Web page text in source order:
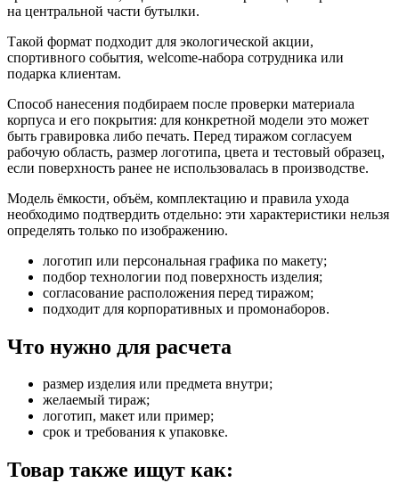
на центральной части бутылки.
Такой формат подходит для экологической акции,
спортивного события, welcome-набора сотрудника или
подарка клиентам.
Способ нанесения подбираем после проверки материала
корпуса и его покрытия: для конкретной модели это может
быть гравировка либо печать. Перед тиражом согласуем
рабочую область, размер логотипа, цвета и тестовый образец,
если поверхность ранее не использовалась в производстве.
Модель ёмкости, объём, комплектацию и правила ухода
необходимо подтвердить отдельно: эти характеристики нельзя
определять только по изображению.
логотип или персональная графика по макету;
подбор технологии под поверхность изделия;
согласование расположения перед тиражом;
подходит для корпоративных и промонаборов.
Что нужно для расчета
размер изделия или предмета внутри;
желаемый тираж;
логотип, макет или пример;
срок и требования к упаковке.
Товар также ищут как: